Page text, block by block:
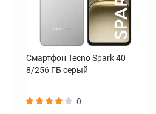
Смартфон Tecno Spark 40
8/256 ГБ серый
0